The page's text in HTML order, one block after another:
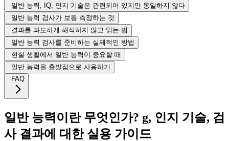
일반 능력, IQ, 인지 기술은 관련되어 있지만 동일하지 않다
일반 능력 검사가 보통 측정하는 것
결과를 과도하게 해석하지 않고 읽는 법
일반 능력 검사를 준비하는 실제적인 방법
현실 생활에서 일반 능력이 중요할 때
일반 능력을 출발점으로 사용하기
FAQ
일반 능력이란 무엇인가? g, 인지 기술, 검
사 결과에 대한 실용 가이드